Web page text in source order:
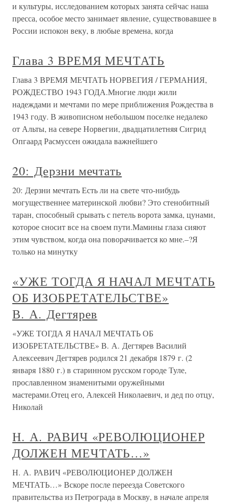
и культуры, исследованием которых занята сейчас наша
пресса, особое место занимает явление, существовавшее в
России испокон веку, в любые времена, когда
Глава 3 ВРЕМЯ МЕЧТАТЬ
Глава 3 ВРЕМЯ МЕЧТАТЬ НОРВЕГИЯ / ГЕРМАНИЯ,
РОЖДЕСТВО 1943 ГОДА.Многие люди жили
надеждами и мечтами по мере приближения Рождества в
1943 году. В живописном небольшом поселке недалеко
от Альты, на севере Норвегии, двадцатилетняя Сигрид
Опгаард Расмуссен ожидала важнейшего
20: Дерзни мечтать
20: Дерзни мечтать Есть ли на свете что-нибудь
могущественнее материнской любви? Это стенобитный
таран, способный срывать с петель ворота замка, цунами,
которое сносит все на своем пути.Мамины глаза сияют
этим чувством, когда она поворачивается ко мне.–?Я
только на минутку
«УЖЕ ТОГДА Я НАЧАЛ МЕЧТАТЬ
ОБ ИЗОБРЕТАТЕЛЬСТВЕ»
В. А. Дегтярев
«УЖЕ ТОГДА Я НАЧАЛ МЕЧТАТЬ ОБ
ИЗОБРЕТАТЕЛЬСТВЕ» В. А. Дегтярев Василий
Алексеевич Дегтярев родился 21 декабря 1879 г. (2
января 1880 г.) в старинном русском городе Туле,
прославленном знаменитыми оружейными
мастерами.Отец его, Алексей Николаевич, и дед по отцу,
Николай
Н. А. РАВИЧ «РЕВОЛЮЦИОНЕР
ДОЛЖЕН МЕЧТАТЬ…»
Н. А. РАВИЧ «РЕВОЛЮЦИОНЕР ДОЛЖЕН
МЕЧТАТЬ…» Вскоре после переезда Советского
правительства из Петрограда в Москву, в начале апреля